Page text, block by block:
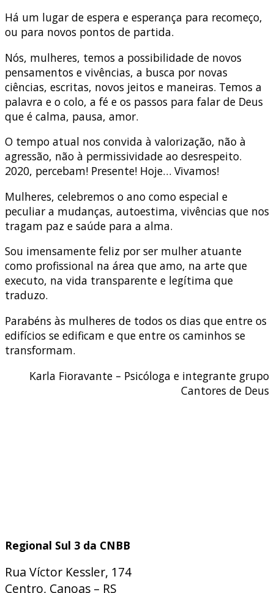
Há um lugar de espera e esperança para recomeço,
ou para novos pontos de partida.
Nós, mulheres, temos a possibilidade de novos
pensamentos e vivências, a busca por novas
ciências, escritas, novos jeitos e maneiras. Temos a
palavra e o colo, a fé e os passos para falar de Deus
que é calma, pausa, amor.
O tempo atual nos convida à valorização, não à
agressão, não à permissividade ao desrespeito.
2020, percebam! Presente! Hoje… Vivamos!
Mulheres, celebremos o ano como especial e
peculiar a mudanças, autoestima, vivências que nos
tragam paz e saúde para a alma.
Sou imensamente feliz por ser mulher atuante
como profissional na área que amo, na arte que
executo, na vida transparente e legítima que
traduzo.
Parabéns às mulheres de todos os dias que entre os
edifícios se edificam e que entre os caminhos se
transformam.
Karla Fioravante – Psicóloga e integrante grupo
Cantores de Deus
Regional Sul 3 da CNBB
Rua Víctor Kessler, 174
Centro, Canoas – RS